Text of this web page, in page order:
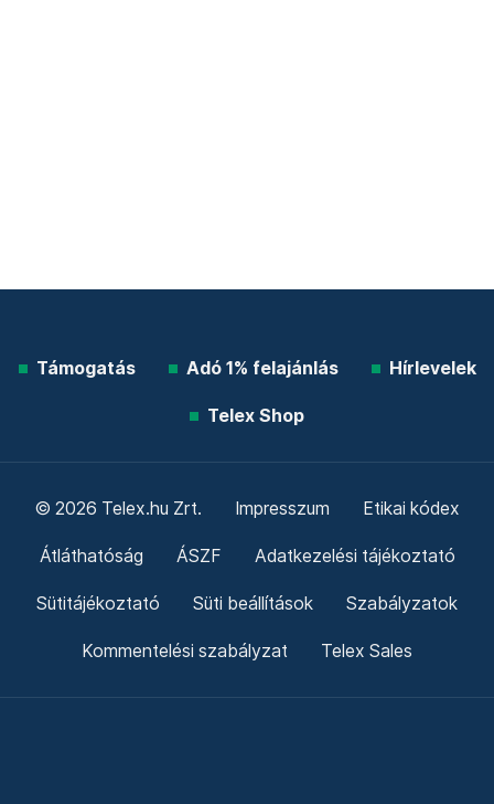
Támogatás Adó 1% felajánlás Hírlevelek
Telex Shop
© 2026 Telex.hu Zrt. Impresszum Etikai kódex
Átláthatóság ÁSZF Adatkezelési tájékoztató
Sütitájékoztató Süti beállítások Szabályzatok
Kommentelési szabályzat Telex Sales